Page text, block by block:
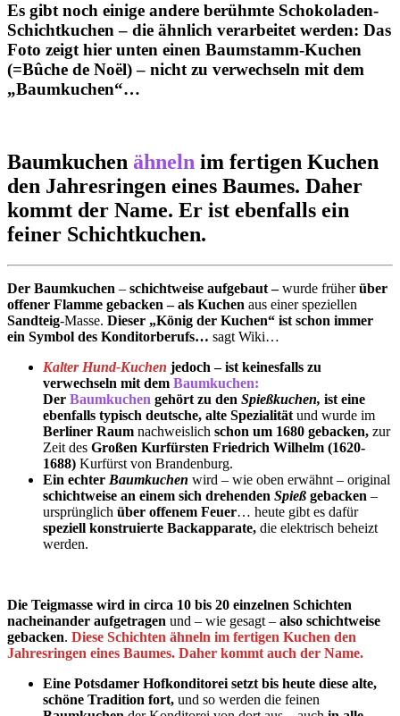
Es gibt noch einige andere berühmte Schokoladen-
Schichtkuchen– die ähnlich verarbeitet werden: Das
Foto zeigt hier unten einen Baumstamm-Kuchen
(=Bûche de Noël) – nicht zu verwechseln mit dem
„Baumkuchen“…
Baumkuchen ähneln im fertigen Kuchen
den Jahresringen eines Baumes. Daher
kommt der Name. Er ist ebenfalls ein
feiner Schichtkuchen.
Der Baumkuchen – schichtweise aufgebaut –wurde früherüber
offener Flamme gebacken – als Kuchen aus einer speziellen
Sandteig-Masse. Dieser „König der Kuchen“ ist schon immer
ein Symbol des Konditorberufs… sagt Wiki…
Kalter Hund-Kuchen jedoch – ist keinesfalls zu
verwechseln mit dem Baumkuchen:
Der Baumkuchen gehört zu den Spießkuchen, ist eine
ebenfalls typisch deutsche, alte Spezialität und wurde im
Berliner Raum nachweislich schon um 1680 gebacken, zur
Zeit des Großen Kurfürsten Friedrich Wilhelm (1620-
1688) Kurfürst von Brandenburg.
Ein echter Baumkuchen wird – wie oben erwähnt – original
schichtweise an einem sich drehenden Spieß gebacken –
ursprünglich über offenem Feuer… heute gibt es dafür
speziell konstruierte Backapparate, die elektrisch beheizt
werden.
Die Teigmasse wird in circa 10 bis 20 einzelnen Schichten
nacheinander aufgetragen und – wie gesagt – also schichtweise
gebacken. Diese Schichten ähneln im fertigen Kuchen den
Jahresringen eines Baumes. Daher kommt auch der Name.
Eine Potsdamer Hofkonditorei setzt bis heute diese alte,
schöne Tradition fort, und so werden die feinen